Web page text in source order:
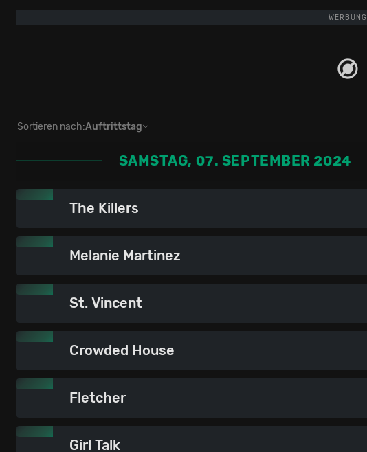
WERBUNG
Sortieren nach:Auftrittstag
SAMSTAG, 07. SEPTEMBER 2024
The Killers
Melanie Martinez
St. Vincent
Crowded House
Fletcher
Girl Talk